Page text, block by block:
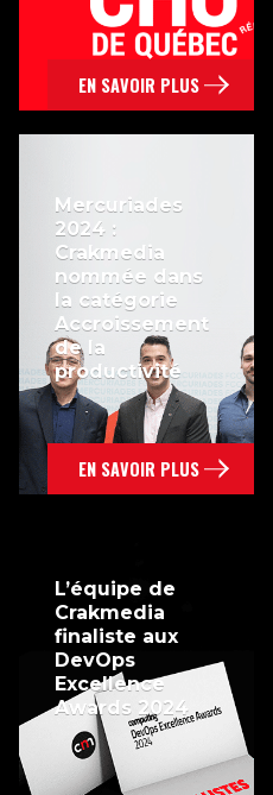
EN SAVOIR PLUS
Mercuriades
2024 :
Crakmedia
nommée dans
la catégorie
Accroissement
de la
productivité
EN SAVOIR PLUS
L’équipe de
Crakmedia
finaliste aux
DevOps
Excellence
Awards 2024